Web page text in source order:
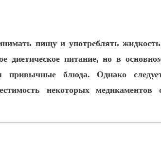
пищу и употреблять
диетическое питание, но в
привычные блюда. Однако
некоторых медикаментов